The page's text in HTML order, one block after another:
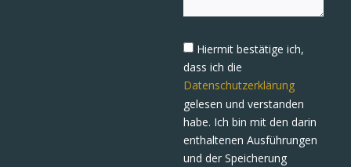
Hiermit bestätige ich,
dass ich die
Datenschutzerklärung
gelesen und verstanden
habe. Ich bin mit den darin
enthaltenen Ausführungen
und der Speicherung